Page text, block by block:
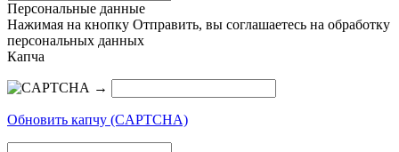
Персональные данные
Нажимая на кнопку Отправить, вы соглашаетесь на обработку
персональных данных
Капча
→
Обновить капчу (CAPTCHA)